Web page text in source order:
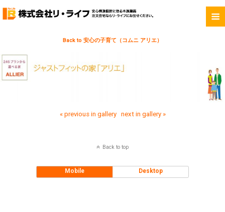
Back to 安心の子育て（コムニ アリエ）
« previous in gallery next in gallery »
Back to top
Mobile Desktop